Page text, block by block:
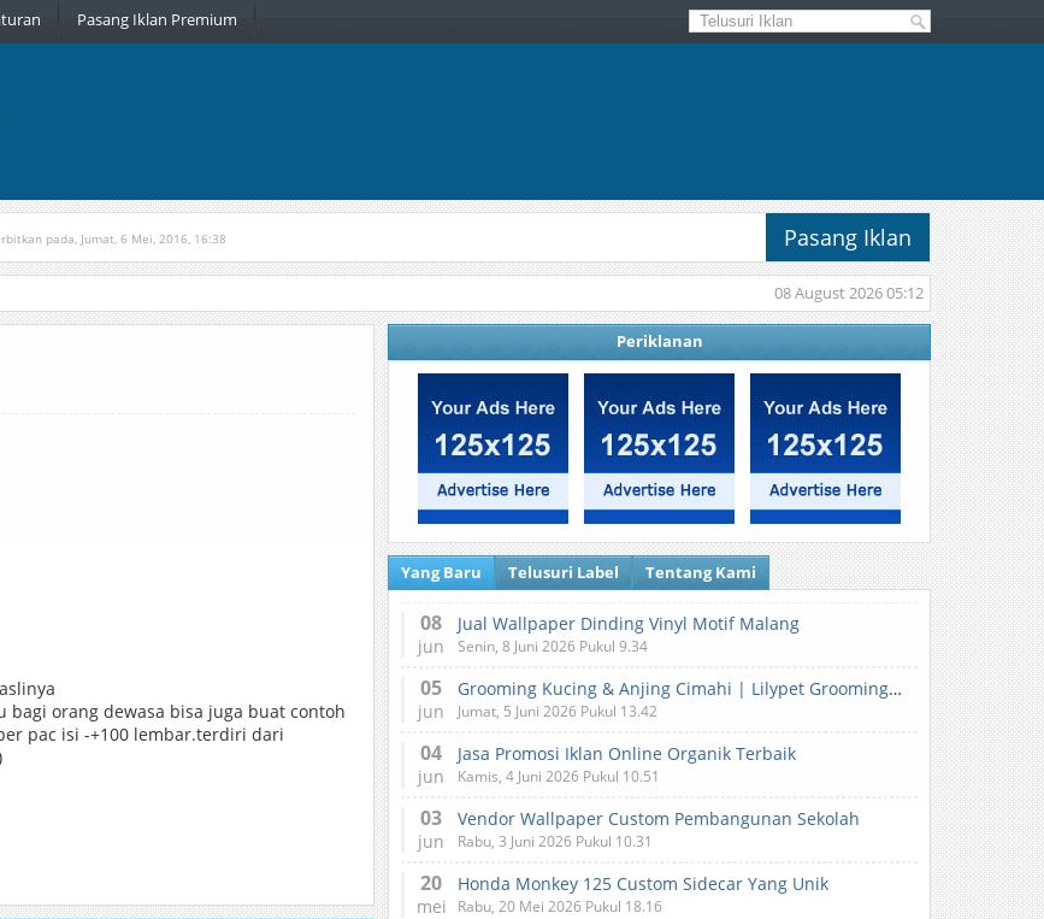
Pasang Iklan Premium
Pasang Iklan
pada, Jumat, 6 Mei, 2016, 16:38
16 Februari, 2017, 21:34 08 August 2026 05:12
orang dewasa bisa juga buat contoh
pac isi -+100 lembar.terdiri dari
Periklanan
Yang Baru Telusuri Label Tentang Kami
08
jun
Jual Wallpaper Dinding Vinyl Motif Malang
Senin, 8 Juni 2026 Pukul 9.34
05
jun
Grooming Kucing & Anjing Cimahi | Lilypet Grooming & Pet Hotel
Jumat, 5 Juni 2026 Pukul 13.42
04
jun
Jasa Promosi Iklan Online Organik Terbaik
Kamis, 4 Juni 2026 Pukul 10.51
03
jun
Vendor Wallpaper Custom Pembangunan Sekolah
Rabu, 3 Juni 2026 Pukul 10.31
20
mei
Honda Monkey 125 Custom Sidecar Yang Unik
Rabu, 20 Mei 2026 Pukul 18.16